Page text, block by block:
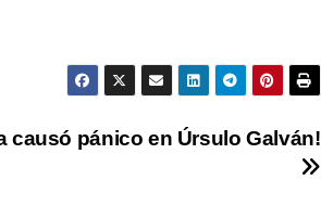
causó pánico en Úrsulo Galván!